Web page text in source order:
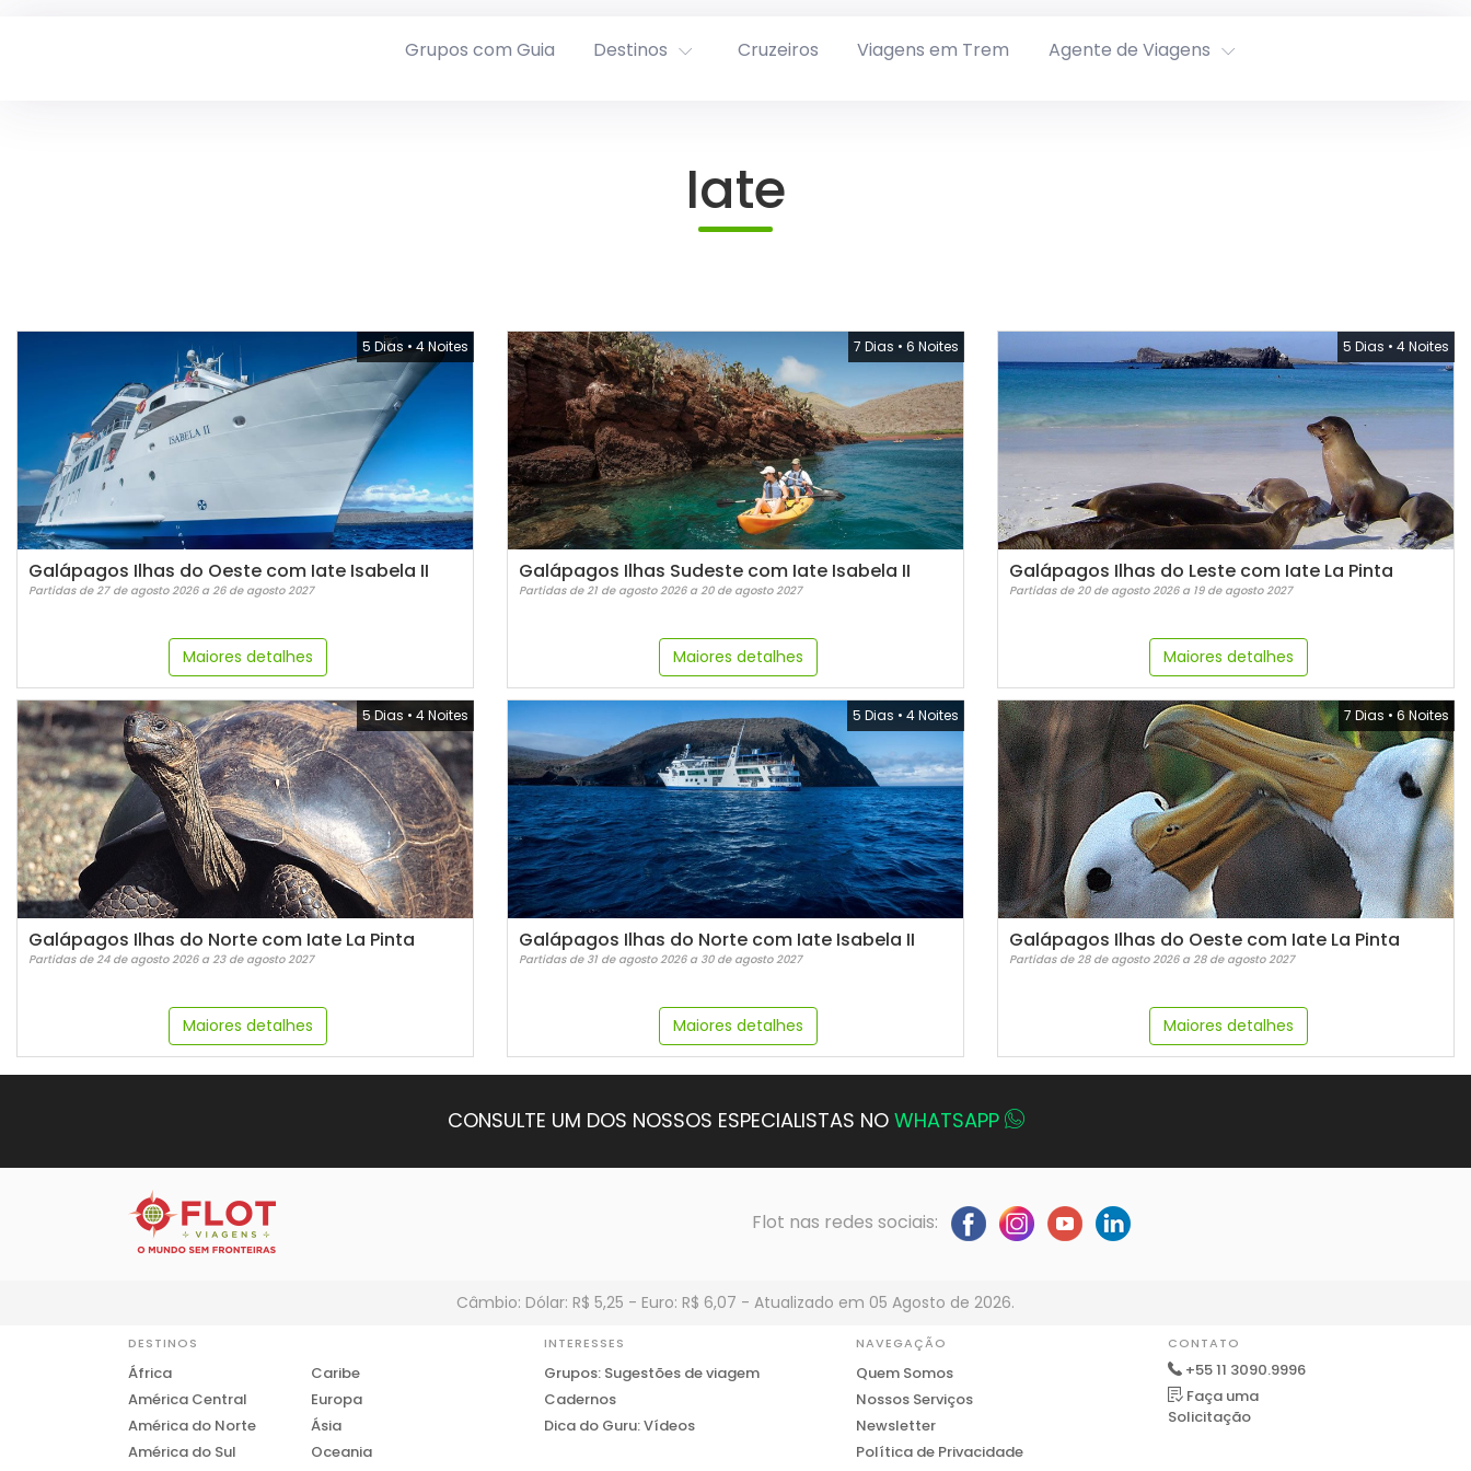
Grupos com Guia Destinos Cruzeiros Viagens em Trem Agente de Viagens
Iate
5 Dias • 4 Noites
Galápagos Ilhas do Oeste com Iate Isabela II
Partidas de 27 de agosto 2026 a 26 de agosto 2027
Maiores detalhes
7 Dias • 6 Noites
Galápagos Ilhas Sudeste com Iate Isabela II
Partidas de 21 de agosto 2026 a 20 de agosto 2027
Maiores detalhes
5 Dias • 4 Noites
Galápagos Ilhas do Leste com Iate La Pinta
Partidas de 20 de agosto 2026 a 19 de agosto 2027
Maiores detalhes
5 Dias • 4 Noites
Galápagos Ilhas do Norte com Iate La Pinta
Partidas de 24 de agosto 2026 a 23 de agosto 2027
Maiores detalhes
5 Dias • 4 Noites
Galápagos Ilhas do Norte com Iate Isabela II
Partidas de 31 de agosto 2026 a 30 de agosto 2027
Maiores detalhes
7 Dias • 6 Noites
Galápagos Ilhas do Oeste com Iate La Pinta
Partidas de 28 de agosto 2026 a 28 de agosto 2027
Maiores detalhes
CONSULTE UM DOS NOSSOS ESPECIALISTAS NO WHATSAPP
Flot nas redes sociais:
Câmbio: Dólar: R$ 5,25 - Euro: R$ 6,07 - Atualizado em 05 Agosto de 2026.
DESTINOS
África
América Central
América do Norte
América do Sul
Caribe
Europa
Ásia
Oceania
INTERESSES
Grupos: Sugestões de viagem
Cadernos
Dica do Guru: Vídeos
NAVEGAÇÃO
Quem Somos
Nossos Serviços
Newsletter
Política de Privacidade
CONTATO
+55 11 3090.9996
Faça uma
Solicitação